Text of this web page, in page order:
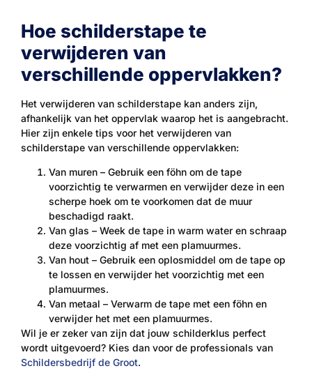
Hoe schilderstape te
verwijderen van
verschillende oppervlakken?
Het verwijderen van schilderstape kan anders zijn,
afhankelijk van het oppervlak waarop het is aangebracht.
Hier zijn enkele tips voor het verwijderen van
schilderstape van verschillende oppervlakken:
Van muren – Gebruik een föhn om de tape
voorzichtig te verwarmen en verwijder deze in een
scherpe hoek om te voorkomen dat de muur
beschadigd raakt.
Van glas – Week de tape in warm water en schraap
deze voorzichtig af met een plamuurmes.
Van hout – Gebruik een oplosmiddel om de tape op
te lossen en verwijder het voorzichtig met een
plamuurmes.
Van metaal – Verwarm de tape met een föhn en
verwijder het met een plamuurmes.
Wil je er zeker van zijn dat jouw schilderklus perfect
wordt uitgevoerd? Kies dan voor de professionals van
Schildersbedrijf de Groot.